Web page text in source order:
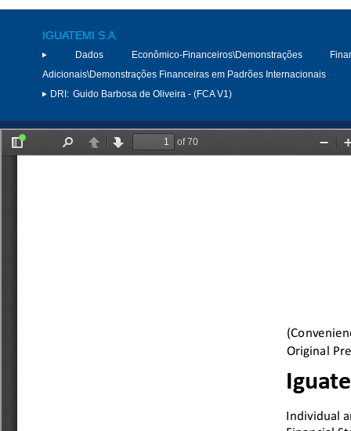
IGUATEMI S.A.
Dados Econômico-Financeiros\Demonstrações
Adicionais\Demonstrações Financeiras em Padrões Internacionais
DRI: Guido Barbosa de Oliveira - (FCA V1)